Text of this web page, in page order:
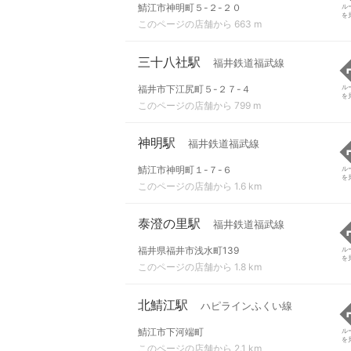
鯖江市神明町５-２-２０
このページの店舗から 663 m
ル
を
三十八社駅 福井鉄道福武線
福井市下江尻町５-２７-４
このページの店舗から 799 m
ル
を
神明駅 福井鉄道福武線
鯖江市神明町１-７-６
このページの店舗から 1.6 km
ル
を
泰澄の里駅 福井鉄道福武線
福井県福井市浅水町139
このページの店舗から 1.8 km
ル
を
北鯖江駅 ハピラインふくい線
鯖江市下河端町
このページの店舗から 2.1 km
ル
を